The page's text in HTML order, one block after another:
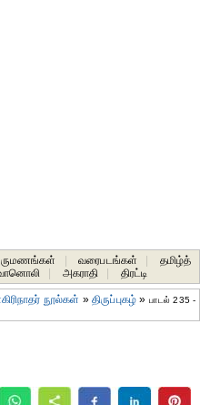
வரைபடங்கள்
தமிழ்த்
அகராதி திரட்டி
நூல்கள் »திருப்புகழ் » பாடல் 235 -